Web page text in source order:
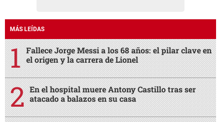
MÁS LEÍDAS
Fallece Jorge Messi a los 68 años: el pilar clave en
el origen y la carrera de Lionel
En el hospital muere Antony Castillo tras ser
atacado a balazos en su casa